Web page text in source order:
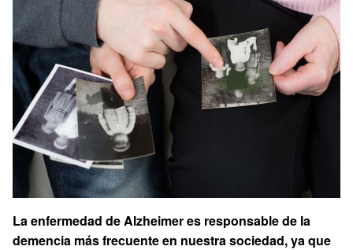
La enfermedad de Alzheimer es responsable de la
demencia más frecuente en nuestra sociedad, ya que